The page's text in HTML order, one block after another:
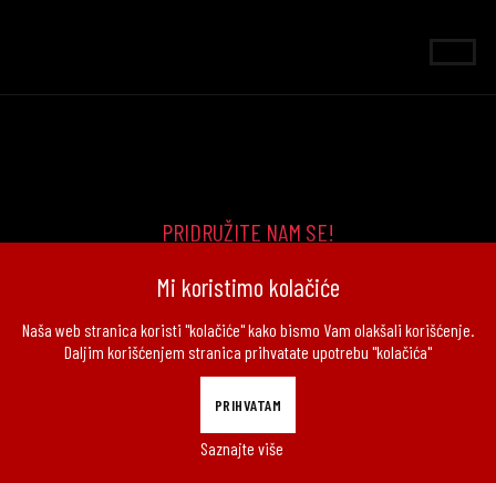
PRIDRUŽITE NAM SE!
COPYRIGHT © 2026 GRAVITY DOO. ALL RIGHTS RESERVED.
Mi koristimo kolačiće
Naša web stranica koristi "kolačiće" kako bismo Vam olakšali korišćenje.
Daljim korišćenjem stranica prihvatate upotrebu "kolačića"
PRIHVATAM
Saznajte više